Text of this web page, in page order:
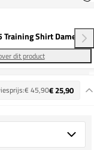
Shirt Dames
dit product
€ 45,90€ 25,90